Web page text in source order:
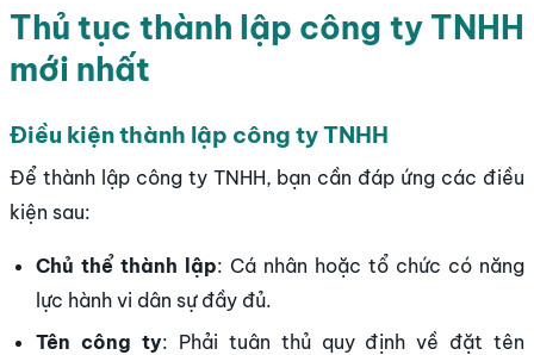
Thủ tục thành lập công ty TNHH
mới nhất
Điều kiện thành lập công ty TNHH
Để thành lập công ty TNHH, bạn cần đáp ứng các điều
kiện sau:
Chủ thể thành lập: Cá nhân hoặc tổ chức có năng
lực hành vi dân sự đầy đủ.
Tên công ty: Phải tuân thủ quy định về đặt tên